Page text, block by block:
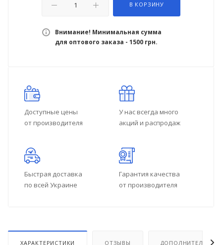
В КОРЗИНУ
Внимание! Минимальная сумма
для оптового заказа - 1500 грн.
Доступные цены
от производителя
У нас всегда много
акций и распродаж
Быстрая доставка
по всей Украине
Гарантия качества
от производителя
ХАРАКТЕРИСТИКИ ОТЗЫВЫ ДОПОЛНИТЕЛЬНО